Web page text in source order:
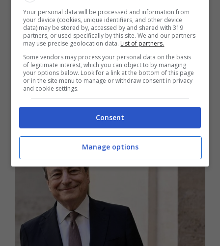
Your personal data will be processed and information from
your device (cookies, unique identifiers, and other device
data) may be stored by, accessed by and shared with 319
partners, or used specifically by this site. We and our partners
may use precise geolocation data. List of partners.
Some vendors may process your personal data on the basis
of legitimate interest, which you can object to by managing
your options below. Look for a link at the bottom of this page
or in the site menu to manage or withdraw consent in privacy
and cookie settings.
Consent
Manage options